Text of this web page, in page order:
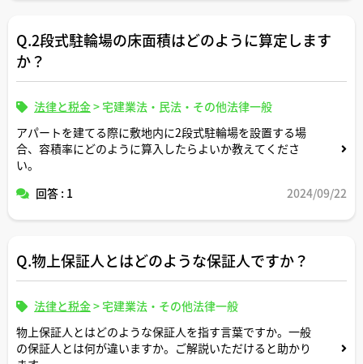
Q.2段式駐輪場の床面積はどのように算定します
か？
法律と税金>宅建業法・民法・その他法律一般
アパートを建てる際に敷地内に2段式駐輪場を設置する場
合、容積率にどのように算入したらよいか教えてくださ
い。
回答 : 1
2024/09/22
Q.物上保証人とはどのような保証人ですか？
法律と税金>宅建業法・その他法律一般
物上保証人とはどのような保証人を指す言葉ですか。一般
の保証人とは何が違いますか。ご解説いただけると助かり